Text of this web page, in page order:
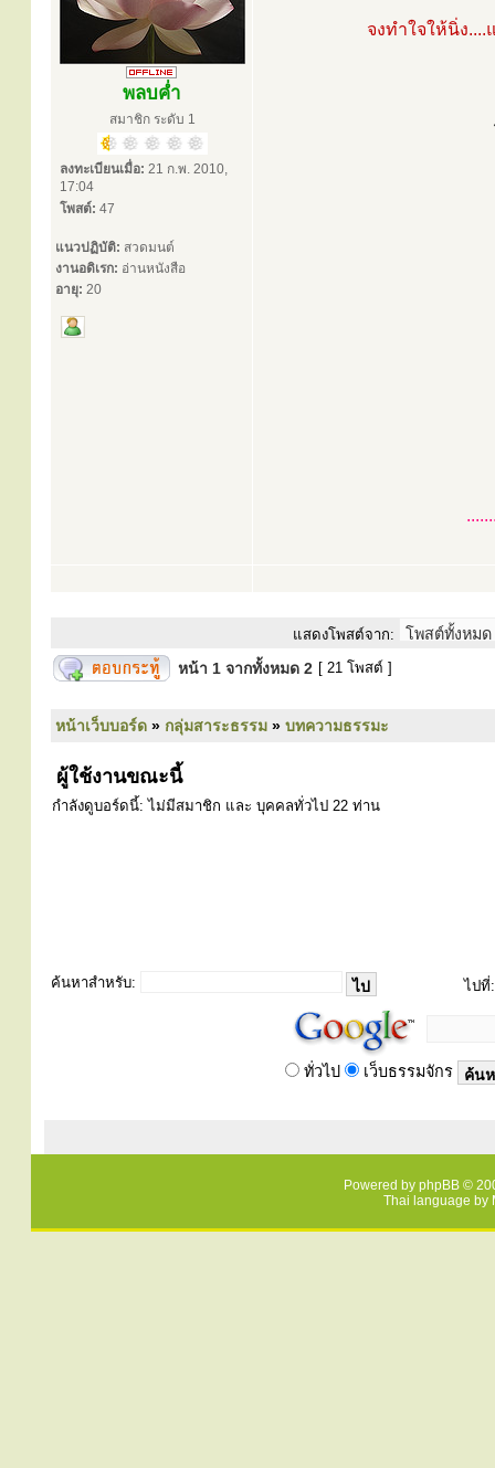
พลบค่ำ
สมาชิก ระดับ 1
ลงทะเบียนเมื่อ: 21 ก.พ. 2010,
17:04
โพสต์: 47
แนวปฏิบัติ: สวดมนต์
งานอดิเรก: อ่านหนังสือ
อายุ: 20
จงทำใจให้นิ่ง
แสดงโพสต์จาก:
หน้า 1 จากทั้งหมด 2 [ 21 โพสต์ ]
หน้าเว็บบอร์ด » กลุ่มสาระธรรม » บทความธรรมะ
ผู้ใช้งานขณะนี้
กำลังดูบอร์ดนี้: ไม่มีสมาชิก และ บุคคลทั่วไป 22 ท่าน
ค้นหาสำหรับ: ไปที่:
ทั่วไป เว็บธรรมจักร
Powered by phpBB ©
Thai language by